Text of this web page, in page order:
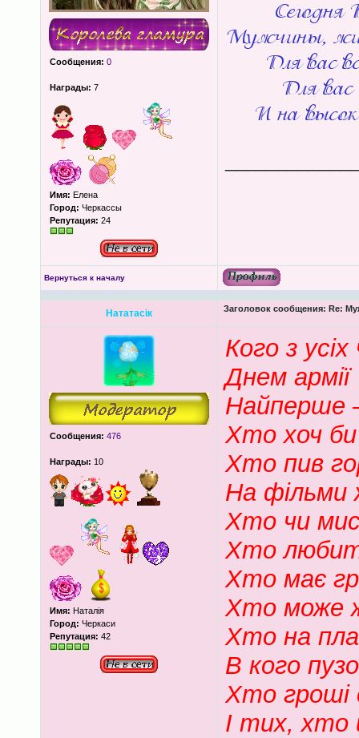
Сообщения: 0
Награды: 7
Имя: Елена
Город: Черкассы
Репутация: 24
Вернуться к началу
Нататасік Заголовок сообщения: Re:
Сообщения: 476
Награды: 10
Имя: Наталія
Город: Черкаси
Репутация: 42
Кого з
Днем армії
Найперше
Хто хоч
Хто пив
На фільми
Хто чи
Хто
Хто має
Хто може
Хто на
В кого
Хто гроші
І тих, хто